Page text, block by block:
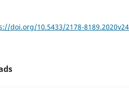
doi.org/10.5433/2178-